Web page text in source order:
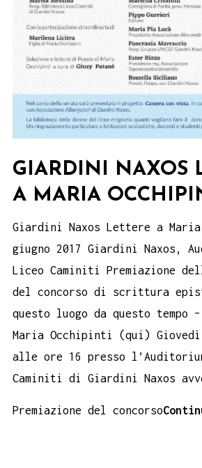
GIARDINI NAXOS
A MARIA
Giardini Naxos Lettere a
giugno 2017 Giardini Naxos,
Liceo Caminiti Premiazione
del concorso di scrittura
questo luogo da questo tempo
Maria Occhipinti (qui) Giovedì
alle ore 16 presso
Caminiti di Giardini Naxos
Premiazione del concorso